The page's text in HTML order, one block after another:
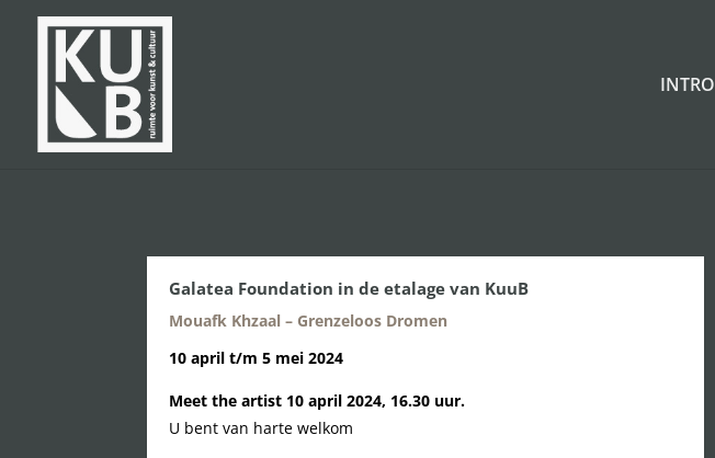
INTRO
Galatea Foundation in de etalage van KuuB
Mouafk Khzaal – Grenzeloos Dromen
10 april t/m 5 mei 2024
Meet the artist 10 april 2024, 16.30 uur.
U bent van harte welkom